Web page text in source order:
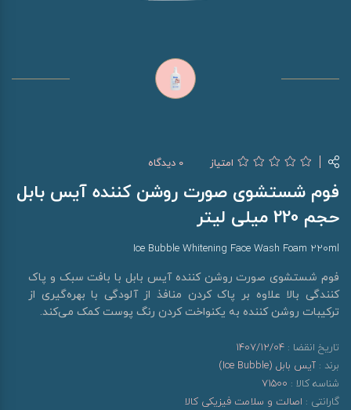
امتیاز 0 دیدگاه
فوم شستشوی صورت روشن کننده آیس بابل
حجم 220 میلی لیتر
Ice Bubble Whitening Face Wash Foam 220ml
فوم شستشوی صورت روشن کننده آیس بابل با بافت سبک و پاک
کنندگی بالا علاوه بر پاک کردن منافذ از آلودگی با بهره‌گیری از
ترکیبات روشن کننده به یکنواخت کردن رنگ پوست کمک می‌کند.
تاریخ انقضا : 1407/12/04
برند : آیس بابل (Ice Bubble)
شناسه کالا : 71500
گارانتی : اصالت و سلامت فیزیکی کالا